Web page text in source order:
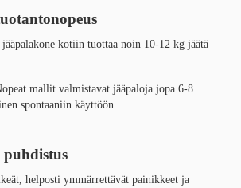
kotiin tuottaa noin 10-12 kg jäätä
mallit valmistavat jääpaloja jopa 6-8
spontaaniin käyttöön.
helposti ymmärrettävät painikkeet ja